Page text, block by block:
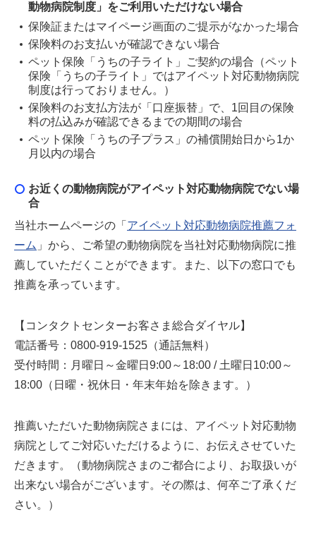
動物病院制度」をご利用いただけない場合
保険証またはマイページ画面のご提示がなかった場合
保険料のお支払いが確認できない場合
ペット保険「うちの子ライト」ご契約の場合（ペット
保険「うちの子ライト」ではアイペット対応動物病院
制度は行っておりません。）
保険料のお支払方法が「口座振替」で、1回目の保険
料の払込みが確認できるまでの期間の場合
ペット保険「うちの子プラス」の補償開始日から1か
月以内の場合
お近くの動物病院がアイペット対応動物病院でない場
合
当社ホームページの「 アイペット対応動物病院推薦フォ
ーム 」から、ご希望の動物病院を当社対応動物病院に推
薦していただくことができます。また、以下の窓口でも
推薦を承っています。
【コンタクトセンターお客さま総合ダイヤル】
電話番号：0800-919-1525（通話無料）
受付時間：月曜日～金曜日9:00～18:00 / 土曜日10:00～
18:00（日曜・祝休日・年末年始を除きます。）
推薦いただいた動物病院さまには、アイペット対応動物
病院としてご対応いただけるように、お伝えさせていた
だきます。（動物病院さまのご都合により、お取扱いが
出来ない場合がございます。その際は、何卒ご了承くだ
さい。）